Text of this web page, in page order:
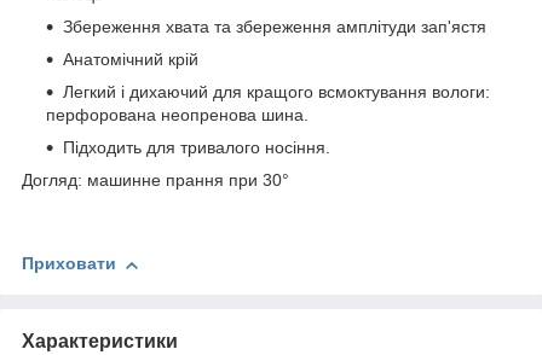
Збереження хвата та збереження амплітуди зап'ястя
Анатомічний крій
Легкий і дихаючий для кращого всмоктування вологи:
перфорована неопренова шина.
Підходить для тривалого носіння.
Догляд: машинне прання при 30°
Приховати
Характеристики